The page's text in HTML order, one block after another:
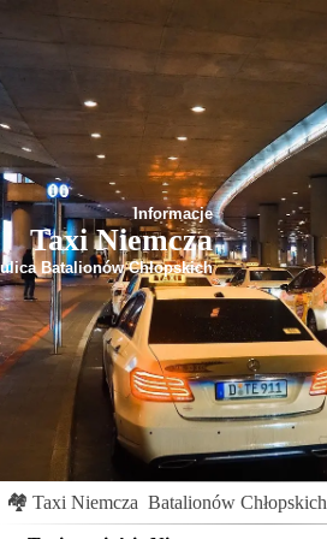
Informacje
Taxi Niemcza
ulica Batalionów Chłopskich
🏘 Taxi Niemcza Batalionów Chłopskich